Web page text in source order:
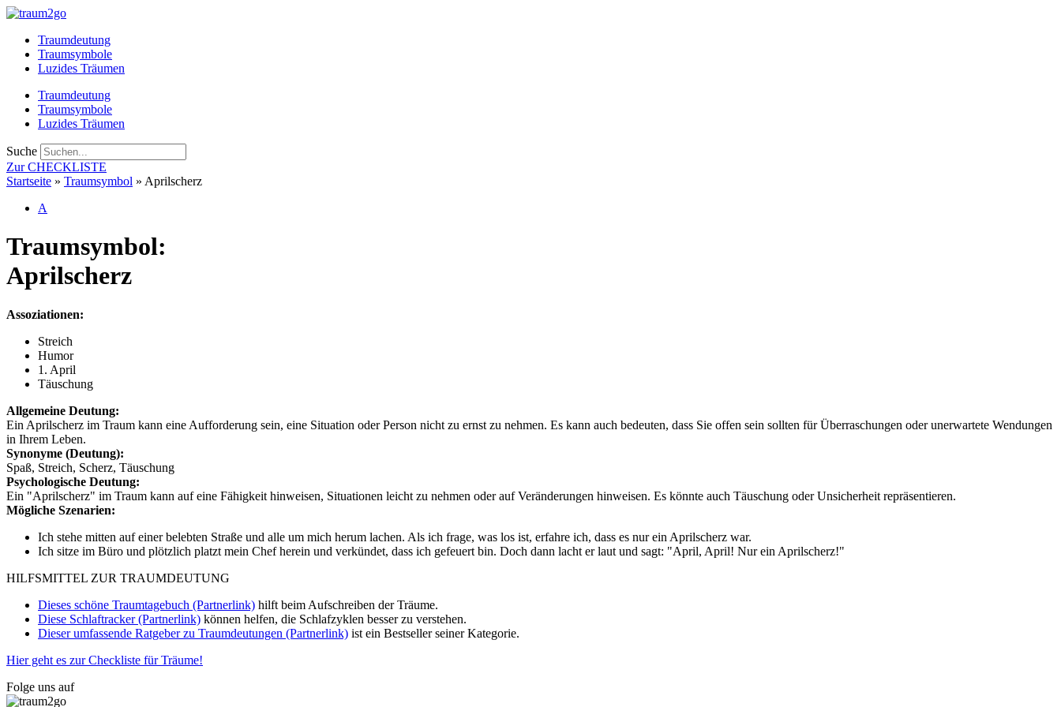
Zum
springenTraumdeutung
Traumsymbole
Luzides Träumen
Traumdeutung
Traumsymbole
Luzides Träumen
Suche
Zur CHECKLISTE
Startseite » Traumsymbol » Aprilscherz
A
Traumsymbol:
Aprilscherz
Assoziationen:
Streich
Humor
1. April
Täuschung
Allgemeine Deutung:
Ein Aprilscherz im Traum kann eine Aufforderung sein, eine Situation oder Person nicht zu ernst zu nehmen. Es kann auch bedeuten, dass Sie offen sein sollten für Überraschungen oder unerwartete Wendungen
in Ihrem Leben.
Synonyme (Deutung):
Spaß, Streich, Scherz, Täuschung
Psychologische Deutung:
Ein "Aprilscherz" im Traum kann auf eine Fähigkeit hinweisen, Situationen leicht zu nehmen oder auf Veränderungen hinweisen. Es könnte auch Täuschung oder Unsicherheit repräsentieren.
Mögliche Szenarien:
Ich stehe mitten auf einer belebten Straße und alle um mich herum lachen. Als ich frage, was los ist, erfahre ich, dass es nur ein Aprilscherz war.
Ich sitze im Büro und plötzlich platzt mein Chef herein und verkündet, dass ich gefeuert bin. Doch dann lacht er laut und sagt: "April, April! Nur ein Aprilscherz!"
HILFSMITTEL ZUR TRAUMDEUTUNG
Dieses schöne Traumtagebuch (Partnerlink) hilft beim Aufschreiben der Träume.
Diese Schlaftracker (Partnerlink) können helfen, die Schlafzyklen besser zu verstehen.
Dieser umfassende Ratgeber zu Traumdeutungen (Partnerlink) ist ein Bestseller seiner Kategorie.
Hier geht es zur Checkliste für Träume!
Folge uns auf